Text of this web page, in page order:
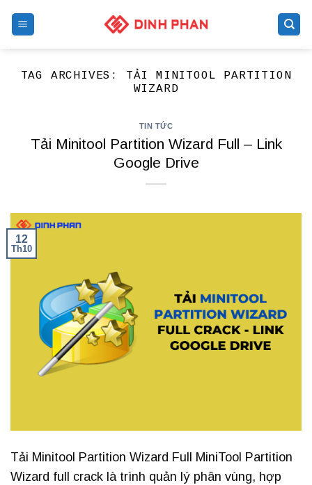
TAG ARCHIVES: TẢI MINITOOL PARTITION
WIZARD
TIN TỨC
Tải Minitool Partition Wizard Full – Link
Google Drive
12
Th10
Tải Minitool Partition Wizard Full MiniTool Partition
Wizard full crack là trình quản lý phân vùng, hợp